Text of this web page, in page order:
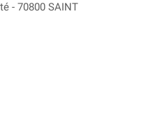
- 70800 SAINT